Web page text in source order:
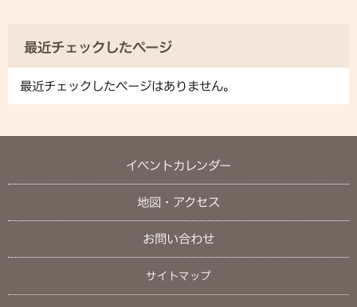
最近チェックしたページ
最近チェックしたページはありません。
イベントカレンダー
地図・アクセス
お問い合わせ
サイトマップ